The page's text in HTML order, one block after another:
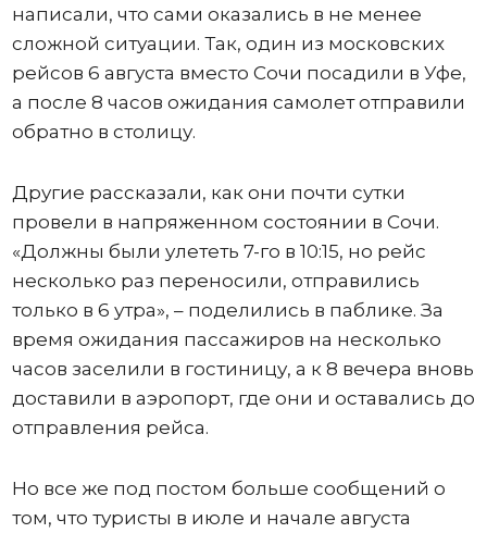
написали, что сами оказались в не менее
сложной ситуации. Так, один из московских
рейсов 6 августа вместо Сочи посадили в Уфе,
а после 8 часов ожидания самолет отправили
обратно в столицу.
Другие рассказали, как они почти сутки
провели в напряженном состоянии в Сочи.
«Должны были улететь 7-го в 10:15, но рейс
несколько раз переносили, отправились
только в 6 утра», – поделились в паблике. За
время ожидания пассажиров на несколько
часов заселили в гостиницу, а к 8 вечера вновь
доставили в аэропорт, где они и оставались до
отправления рейса.
Но все же под постом больше сообщений о
том, что туристы в июле и начале августа